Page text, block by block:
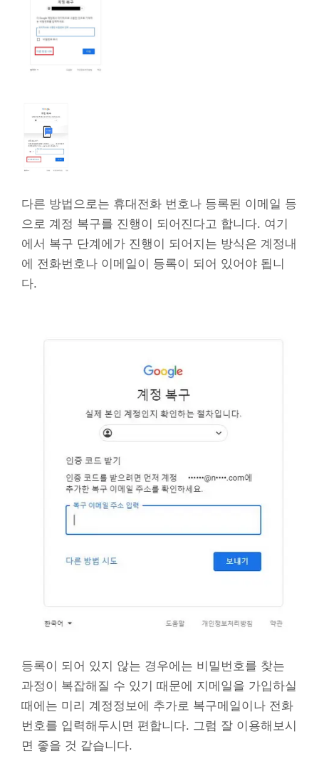
다른 방법으로는 휴대전화 번호나 등록된 이메일 등
으로 계정 복구를 진행이 되어진다고 합니다. 여기
에서 복구 단계에가 진행이 되어지는 방식은 계정내
에 전화번호나 이메일이 등록이 되어 있어야 됩니
다.
등록이 되어 있지 않는 경우에는 비밀번호를 찾는
과정이 복잡해질 수 있기 때문에 지메일을 가입하실
때에는 미리 계정정보에 추가로 복구메일이나 전화
번호를 입력해두시면 편합니다. 그럼 잘 이용해보시
면 좋을 것 같습니다.